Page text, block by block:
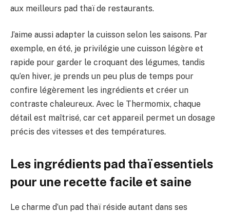
aux meilleurs pad thaï de restaurants.
J’aime aussi adapter la cuisson selon les saisons. Par
exemple, en été, je privilégie une cuisson légère et
rapide pour garder le croquant des légumes, tandis
qu’en hiver, je prends un peu plus de temps pour
confire légèrement les ingrédients et créer un
contraste chaleureux. Avec le Thermomix, chaque
détail est maîtrisé, car cet appareil permet un dosage
précis des vitesses et des températures.
Les ingrédients pad thaï essentiels
pour une recette facile et saine
Le charme d’un pad thaï réside autant dans ses